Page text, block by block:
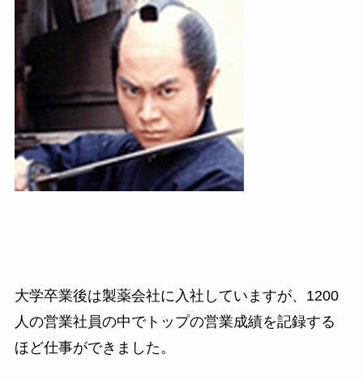
大学卒業後は製薬会社に入社していますが、 1200
人の営業社員の中でトップの営業成績を記録する
ほど仕事ができました。